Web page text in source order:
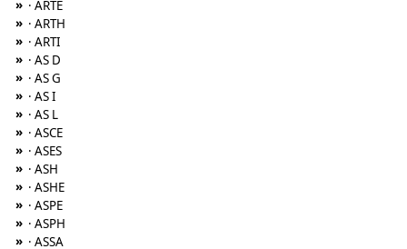
» · ARTE
» · ARTH
» · ARTI
» · AS D
» · AS G
» · AS I
» · AS L
» · ASCE
» · ASES
» · ASH
» · ASHE
» · ASPE
» · ASPH
» · ASSA